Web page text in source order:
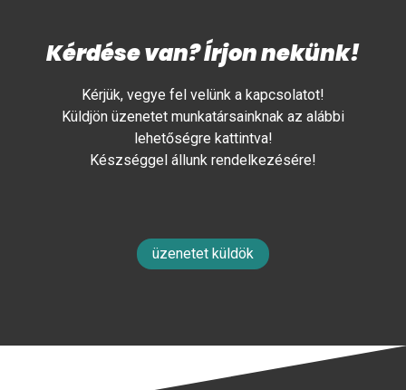
Kérdése van? Írjon nekünk!
Kérjük, vegye fel velünk a kapcsolatot!
Küldjön üzenetet munkatársainknak az alábbi
lehetőségre kattintva!
Készséggel állunk rendelkezésére!
üzenetet küldök